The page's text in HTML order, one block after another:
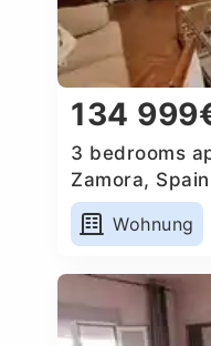
134
3 bedrooms
Zamora, Spain
Wohnung